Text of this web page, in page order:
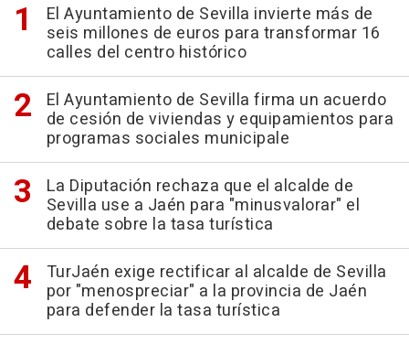
El Ayuntamiento de Sevilla invierte más de
seis millones de euros para transformar 16
calles del centro histórico
El Ayuntamiento de Sevilla firma un acuerdo
de cesión de viviendas y equipamientos para
programas sociales municipale
La Diputación rechaza que el alcalde de
Sevilla use a Jaén para "minusvalorar" el
debate sobre la tasa turística
TurJaén exige rectificar al alcalde de Sevilla
por "menospreciar" a la provincia de Jaén
para defender la tasa turística